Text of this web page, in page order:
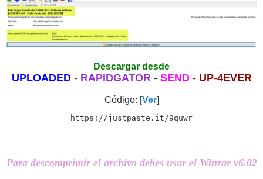
Descargar desde
UPLOADED- RAPIDGATOR- SEND- UP-4EVER
Código: [Ver]
https://justpaste.it/9quwr
Para descomprimir el archivo debes usar el Winrar v6.02